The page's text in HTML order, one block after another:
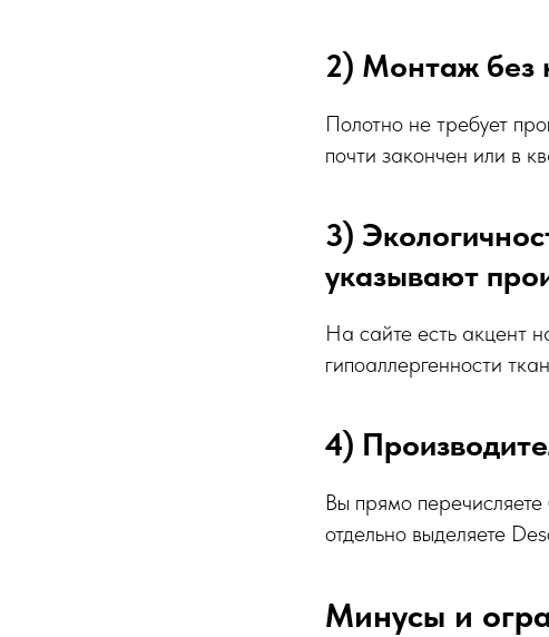
2) Монтаж без
Полотно не требует
почти закончен или в
3)
указывают
На сайте есть акцент
гипоаллергенности
4)
Вы прямо
отдельно выделяете
Минусы и